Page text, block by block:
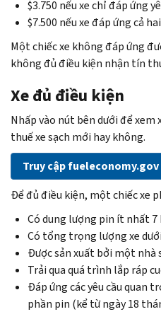
$3.750 nếu xe chỉ đáp ứng
$7.500 nếu xe đáp ứng cả hai
Một chiếc xe không đáp ứng
không đủ điều kiện nhận tín
Xe đủ điều kiện
Nhấp vào nút bên dưới để
thuế xe sạch mới hay không.
Truy cậpfueleconomy.gov
Để đủ điều kiện, một chiếc xe
Có dung lượng pin ít nhất
Có tổng trọng lượng xe
Được sản xuất bởi một nhà
Trải qua quá trình lắp ráp
Đáp ứng các yêu cầu quan
phần pin (kể từ ngày 18